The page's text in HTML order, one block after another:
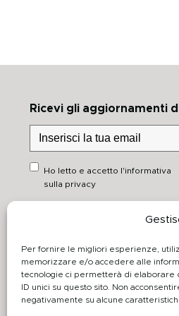
Per fornire le migliori esperienze,
memorizzare e/o accedere alle
tecnologie ci permetterà di elaborare
ID unici su questo sito. Non
negativamente su alcune
Ricevi gli aggiornamenti
Ho letto e accetto l'informativa
sulla privacy
Heritage
Prodotti Collezione
Realizzazioni